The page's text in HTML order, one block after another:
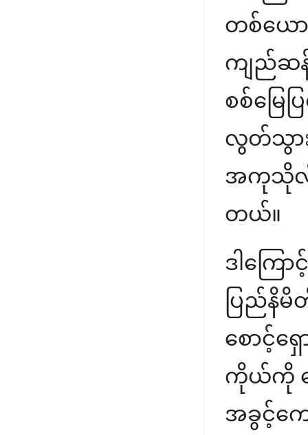
တစ်ယေ
ကျည်ဆန်
စစ်မြ
လွတ်သွာ
အကုသိုလ်
တယ်။
ဒါကြေ
ပြည်နိ
စောင့်ရှ
ကိုယ်ကို စေ
အခွင့်ကေ